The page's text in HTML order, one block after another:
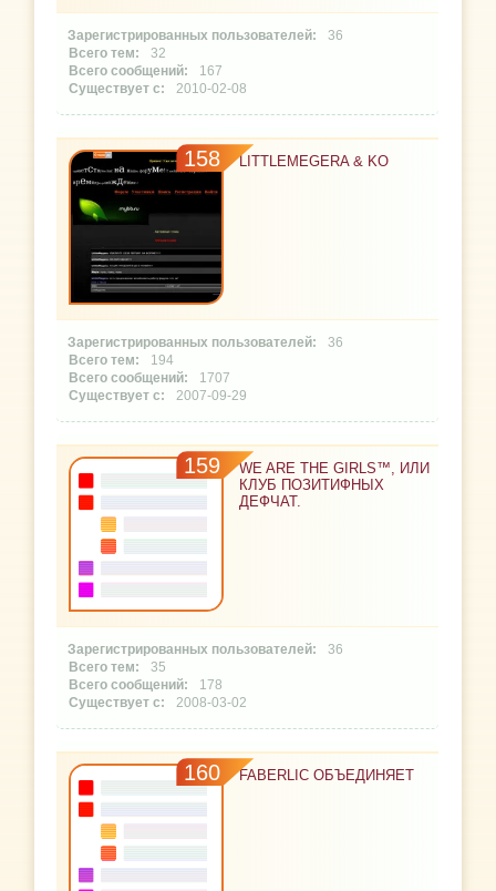
36
32
167
2010-02-08
158 LITTLEMEGERA & KO
36
194
1707
2007-09-29
159
WE ARE THE GIRLS™, ИЛИ
КЛУБ ПОЗИТИФНЫХ
ДЕФЧАТ.
36
35
178
2008-03-02
160 FABERLIC ОБЪЕДИНЯЕТ